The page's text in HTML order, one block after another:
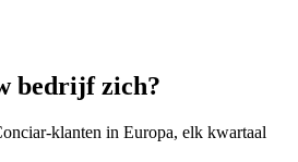
bedrijf zich?
klanten in Europa, elk kwartaal